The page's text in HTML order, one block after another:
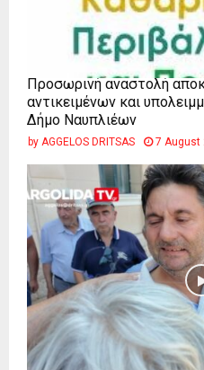
Προσωρινή αναστολή
αντικειμένων και
Δήμο Ναυπλιέων
by AGGELOS DRITSAS 7 August